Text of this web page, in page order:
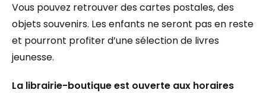
Vous pouvez retrouver des cartes postales, des
objets souvenirs. Les enfants ne seront pas en reste
et pourront profiter d’une sélection de livres
jeunesse.
La librairie-boutique est ouverte aux horaires